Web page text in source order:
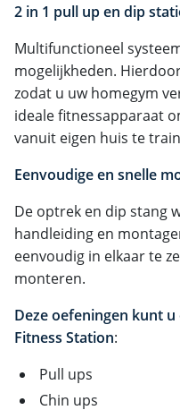
2 in 1 pull up en dip
Multifunctioneel
mogelijkheden.
zodat u uw homegym
ideale fitnessapparaat
vanuit eigen huis te
Eenvoudige en snelle
De optrek en dip stang
handleiding en
eenvoudig in elkaar te
monteren.
Deze oefeningen kunt u
Fitness Station:
Pull ups
Chin ups